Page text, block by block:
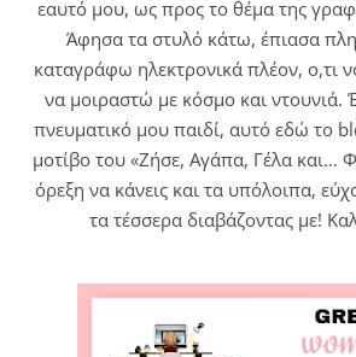
εαυτό μου, ως προς το θέμα της
Άφησα τα στυλό κάτω, έπιασα
καταγράφω ηλεκτρονικά πλέον, ο,τι
να μοιραστώ με κόσμο και ντουνιά.
πνευματικό μου παιδί, αυτό εδώ το
μοτίβο του «Ζήσε, Αγάπα, Γέλα και…
όρεξη να κάνεις και τα υπόλοιπα,
τα τέσσερα διαβάζοντας με!